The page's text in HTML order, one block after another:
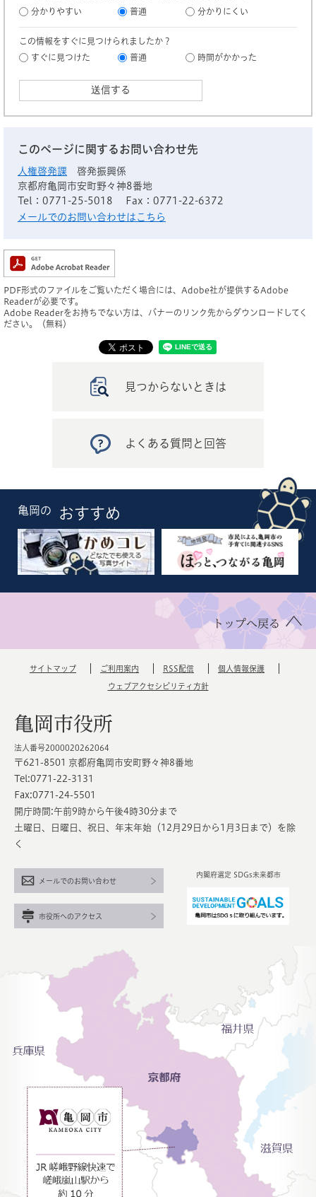
分かりやすい
普通 分かりにくい
この情報をすぐに見つけられましたか？
すぐに見つけた
普通 時間がかかった
このページに関するお問い合わせ先
人権啓発課
啓発振興係
京都府亀岡市安町野々神8番地
Tel：0771-25-5018
Fax：0771-22-6372
メールでのお問い合わせはこちら
PDF形式のファイルをご覧いただく場合には、Adobe社が提供するAdobe
Readerが必要です。
Adobe Readerをお持ちでない方は、バナーのリンク先からダウンロードしてく
ださい。（無料）
見つからないときは
よくある質問と回答
亀岡の おすすめ
トップへ戻る
サイトマップ ご利用案内 RSS配信 個人情報保護
ウェブアクセシビリティ方針
亀岡市役所
法人番号2000020262064
〒621-8501 京都府亀岡市安町野々神8番地
Tel:0771-22-3131
Fax:0771-24-5501
開庁時間:午前9時から午後4時30分まで
土曜日、日曜日、祝日、年末年始（12月29日から1月3日まで）を除
く
内閣府選定 SDGs未来都市
メールでのお問い合わせ
市役所へのアクセス